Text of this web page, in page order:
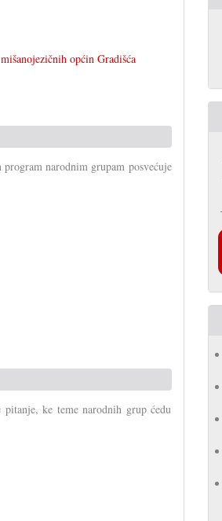
općin Gradišća
narodnim grupam posvećuje
ke teme narodnih grup ćedu